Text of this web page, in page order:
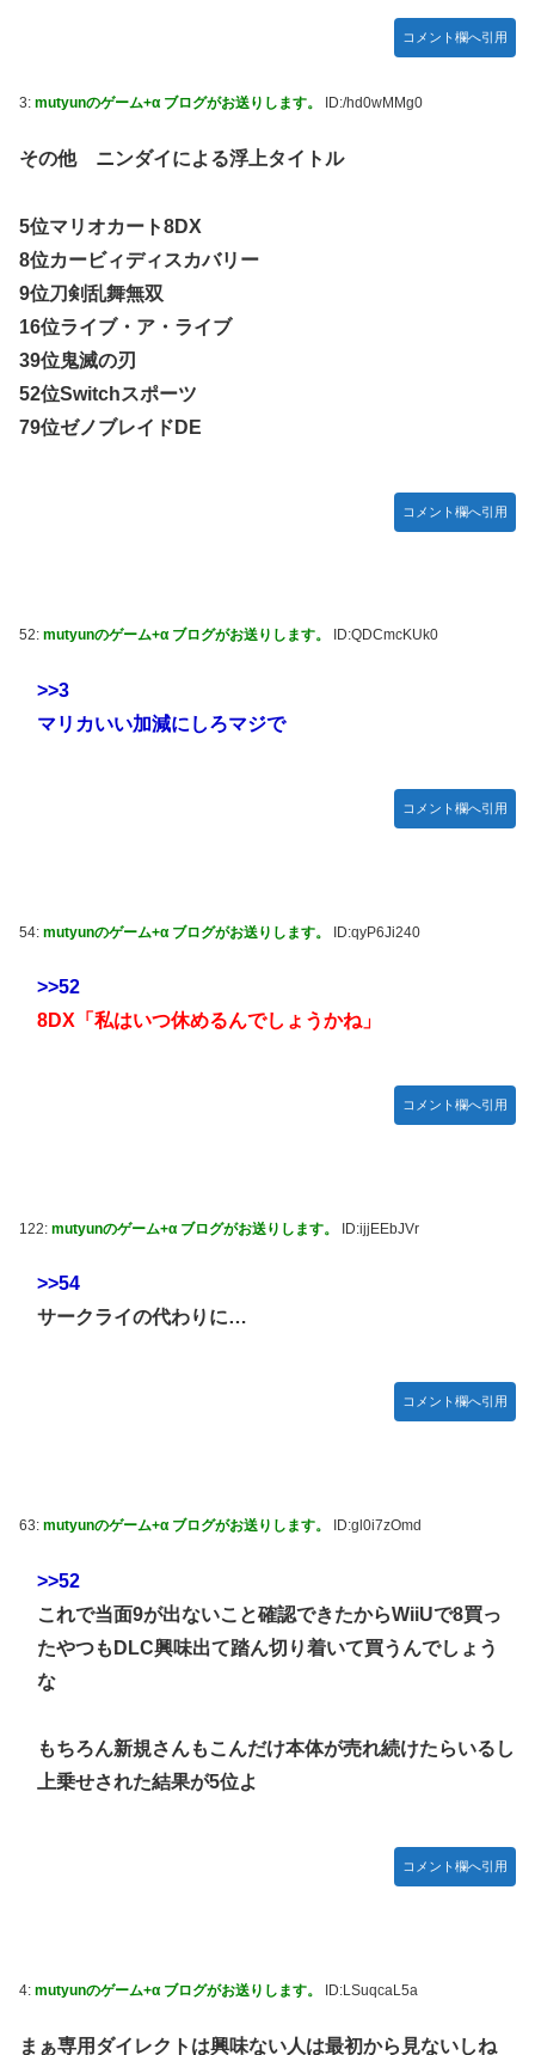
白戸ゆめのアナ セクシーニットのノースリーブ巨乳！！
たｗｗｗｗ
Дﾟ)))
【艦これ】これがラ級ちゃんの水着modeか・・・！
【朗報】ワンピースのミホークとビスタさん、遥かにミホー
クの方が格上だったｗｗｗ
【ウマ娘】セイちゃんの攻撃力を見よ！！！
【悲報】「HUNTER×HUNTER」のビヨンド=ネテロさん、
何か思ってた奴と違う・・・
亡き叔母の遺書「実は17年前に従兄弟と赤ちゃんを交換し
高配当をうたった「みんなで大家さん」→実態は2881億円
事故(ﾟoﾟ)
【デレマス】 810プロエアコン騒動【ぷちかれシリーズ】
「創刻のファイアホイール」+埋めネタ「ファイアホイール
ぴのビスチェ」可愛い！そしてメドローアやギガバーストき
【デレマス】 和久井留美「夢を作って、いつか遊んで」
【謎】『ダーク路線のドラクエ12』を発売中止にしないとい
switch2版『Lies of P』、メタスコア86でゲーフリ新作を
ある。←「おデジ以外味付けが濃いな…」
ださい」→「これはすごいわ」「こういうのを見ると日本人
は何か適当に作る感じがしない・・・」「あれがまさに経験
初見で「勝てるわけないやろくそったれ…」って思ったゲー
日向坂46・18thシングル発売決定！
｢乃木坂あそぶだけ 1万円で遊ぼう！｣ 後編公開！！！【乃木
坂46】
【悲報】アイドルが歌下手な理由
たｗ」豪州のセブンイレブンが”日本化”して劇的進化！「お
にぎりとたまごサンドが食べられるなんて……」
【AIグラビア】おしっこをしている女の子のAIエロ画像まと
首相官邸、高市首相の熊本訪問の感動BGM付きムービーを
コメント欄へ引用
3: mutyunのゲーム+α ブログがお送りします。 ID:/hd0wMMg0
その他 ニンダイによる浮上タイトル
5位マリオカート8DX
8位カービィディスカバリー
9位刀剣乱舞無双
16位ライブ・ア・ライブ
39位鬼滅の刃
52位Switchスポーツ
79位ゼノブレイドDE
コメント欄へ引用
52: mutyunのゲーム+α ブログがお送りします。 ID:QDCmcKUk0
>>3
マリカいい加減にしろマジで
コメント欄へ引用
54: mutyunのゲーム+α ブログがお送りします。 ID:qyP6Ji240
>>52
8DX「私はいつ休めるんでしょうかね」
コメント欄へ引用
122: mutyunのゲーム+α ブログがお送りします。 ID:ijjEEbJVr
>>54
サークライの代わりに…
コメント欄へ引用
63: mutyunのゲーム+α ブログがお送りします。 ID:gl0i7zOmd
>>52
これで当面9が出ないこと確認できたからWiiUで8買っ
たやつもDLC興味出て踏ん切り着いて買うんでしょう
な
もちろん新規さんもこんだけ本体が売れ続けたらいるし
上乗せされた結果が5位よ
コメント欄へ引用
4: mutyunのゲーム+α ブログがお送りします。 ID:LSuqcaL5a
まぁ専用ダイレクトは興味ない人は最初から見ないしね